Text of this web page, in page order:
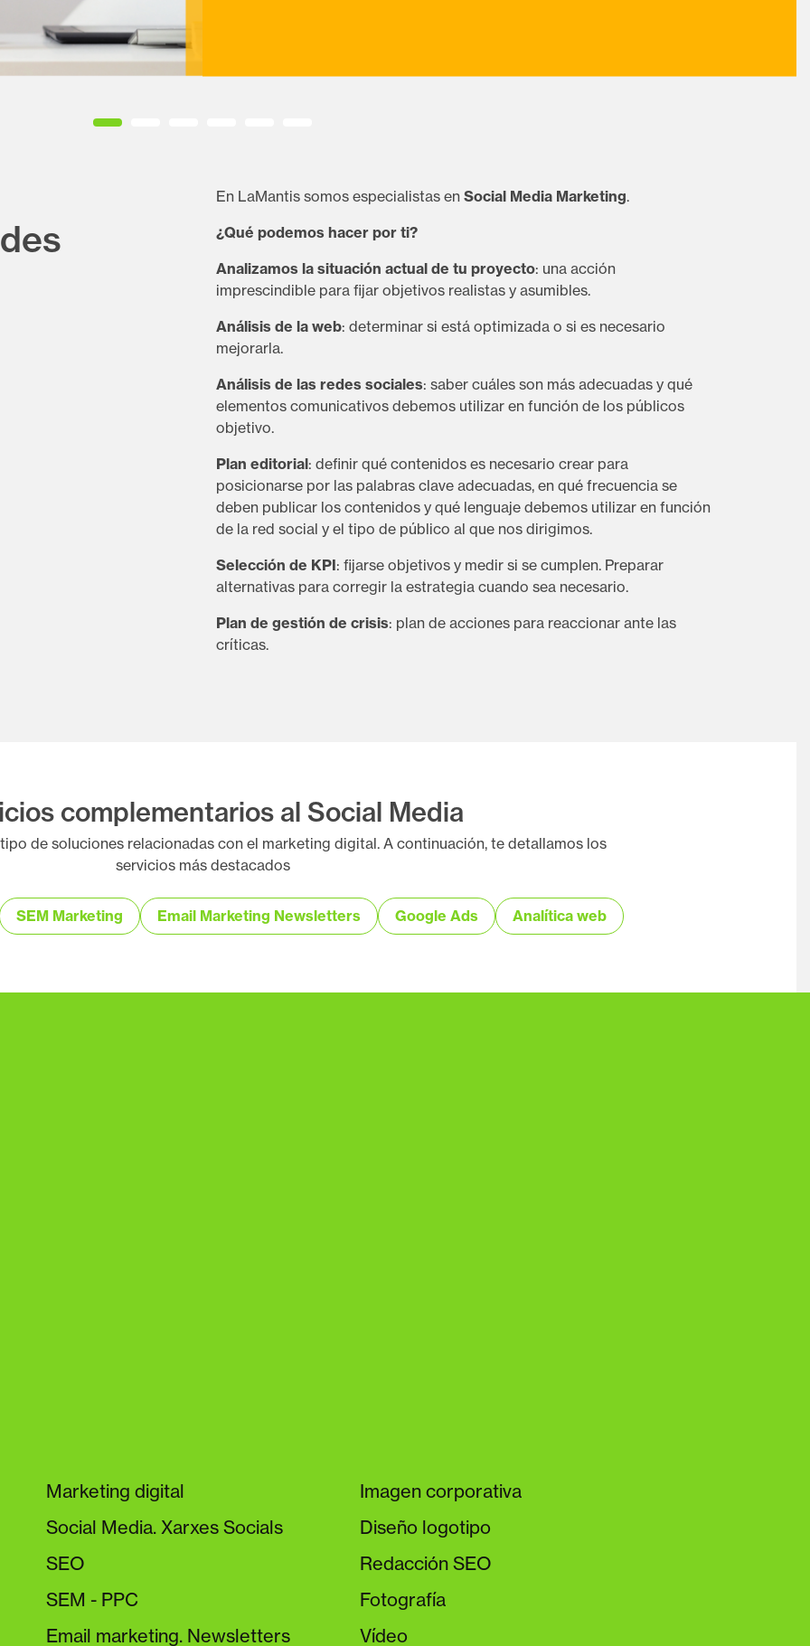
En LaMantis somos especialistas en Social Media Marketing.
¿Qué podemos hacer por ti?
Analizamos la situación actual de tu proyecto: una acción
imprescindible para fijar objetivos realistas y asumibles.
Análisis de la web: determinar si está optimizada o si es necesario
mejorarla.
Análisis de las redes sociales: saber cuáles son más adecuadas y qué
elementos comunicativos debemos utilizar en función de los públicos
objetivo.
Plan editorial: definir qué contenidos es necesario crear para
posicionarse por las palabras clave adecuadas, en qué frecuencia se
deben publicar los contenidos y qué lenguaje debemos utilizar en función
de la red social y el tipo de público al que nos dirigimos.
Selección de KPI: fijarse objetivos y medir si se cumplen. Preparar
alternativas para corregir la estrategia cuando sea necesario.
Plan de gestión de crisis: plan de acciones para reaccionar ante las
críticas.
complementarios al Social Media
de soluciones relacionadas con el marketing digital. A continuación, te detallamos los
servicios más destacados
SEM Marketing Email Marketing Newsletters Google Ads Analítica web
Marketing digital
Social Media. Xarxes Socials
SEO
SEM - PPC
Email marketing. Newsletters
Imagen corporativa
Diseño logotipo
Redacción SEO
Fotografía
Vídeo